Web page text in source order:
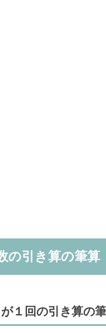
の引き算の筆算
１回の引き算の